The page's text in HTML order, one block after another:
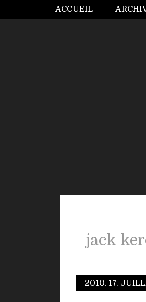
ACCUEIL
jack
2010. 17.